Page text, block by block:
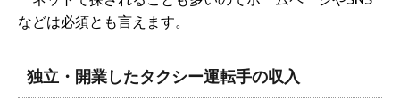
などは必須とも言えます。
独立・開業したタクシー運転手の収入